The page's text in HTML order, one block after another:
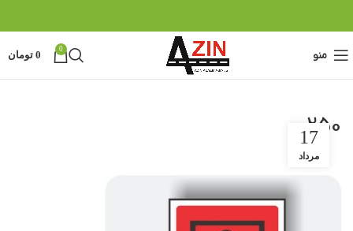
منو 0
0 تومان
250
17
مرداد